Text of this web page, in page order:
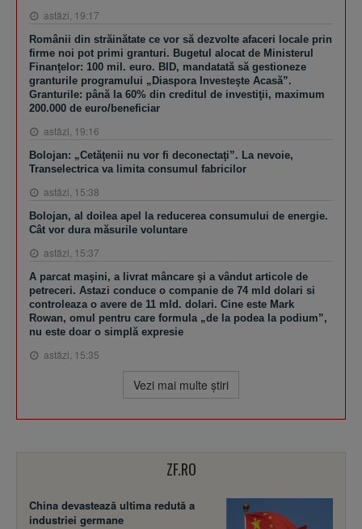
astăzi, 19:17
Românii din străinătate ce vor să dezvolte afaceri locale prin
firme noi pot primi granturi. Bugetul alocat de Ministerul
Finanţelor: 100 mil. euro. BID, mandatată să gestioneze
granturile programului „Diaspora Investeşte Acasă”.
Granturile: până la 60% din creditul de investiţii, maximum
200.000 de euro/beneficiar
astăzi, 19:16
Bolojan: „Cetăţenii nu vor fi deconectaţi”. La nevoie,
Transelectrica va limita consumul fabricilor
astăzi, 15:38
Bolojan, al doilea apel la reducerea consumului de energie.
Cât vor dura măsurile voluntare
astăzi, 15:37
A parcat maşini, a livrat mâncare şi a vândut articole de
petreceri. Astazi conduce o companie de 74 mld dolari si
controleaza o avere de 11 mld. dolari. Cine este Mark
Rowan, omul pentru care formula „de la podea la podium”,
nu este doar o simplă expresie
astăzi, 15:35
Vezi mai multe ştiri
ZF.RO
China devastează ultima redută a
industriei germane